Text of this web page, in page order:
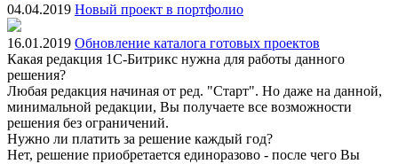
04.04.2019 Новый проект в портфолио
16.01.2019 Обновление каталога готовых проектов
Какая редакция 1С-Битрикс нужна для работы данного
решения?
Любая редакция начиная от ред. "Старт". Но даже на данной,
минимальной редакции, Вы получаете все возможности
решения без ограничений.
Нужно ли платить за решение каждый год?
Нет, решение приобретается единоразово - после чего Вы